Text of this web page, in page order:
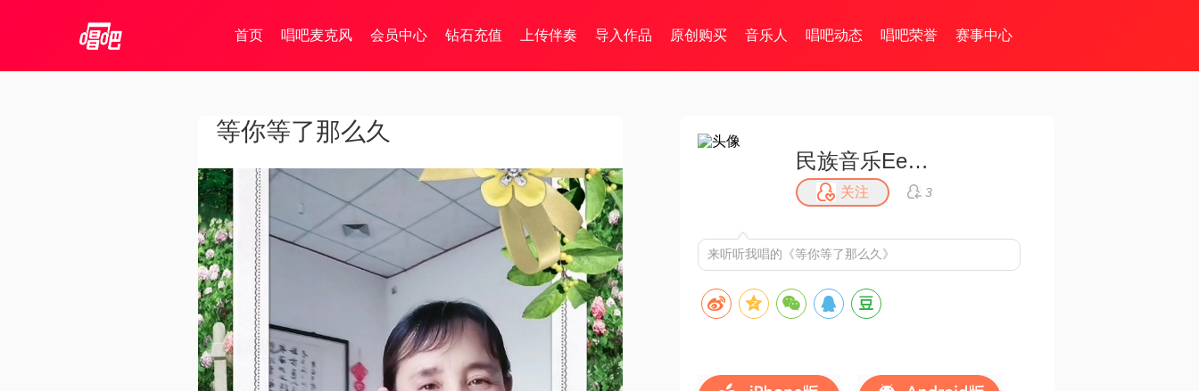
首页 唱吧麦克风 会员中心 钻石充值 上传伴奏 导入作品 原创购买 音乐人 唱吧动态 唱吧荣誉 赛事中心
等你等了那么久
民族音乐EeNig4
关注 3
来听听我唱的《等你等了那么久》